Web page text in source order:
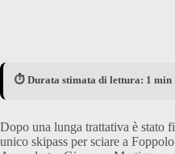
⏱️ Durata stimata di lettura: 1 min
Dopo una lunga trattativa è stato
unico skipass per sciare a